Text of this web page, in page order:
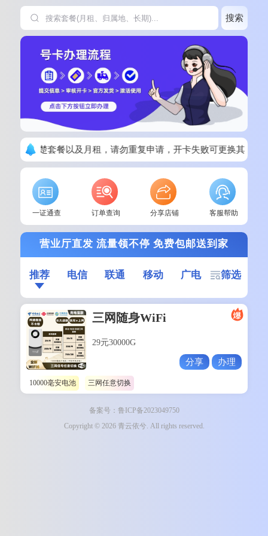
搜索
单请看清楚套餐以及月租，请勿重复申请，开卡失败可更换其他套
一证通查 订单查询 分享店铺 客服帮助
营业厅直发 流量领不停 免费包邮送到家
推荐 电信 联通 移动 广电 筛选
三网随身WiFi
29元30000G
分享 办理
10000毫安电池 三网任意切换
备案号：鲁ICP备2023049750
Copyright © 2026 青云依兮. All rights reserved.